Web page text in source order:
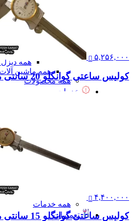
دیزل ژنزاتور
دیزل ژنزاتور 400
دیزل ژنزاتور
دیزل ژنزاتور
دیزل ژنزاتور
همه دیزل
همه ماشین
همه محصولات
خدمات
خدمات پرینت سه
خدمات برش لیزر
خدمات تراشکاری
خدمات طراحی قالب
خدمات اسکن 3 بعدی
خدمات تزریق پلاستیک
همه خدمات
تعمیرات
۵,۲۵۶,۰۰۰
کولیس ساعتی گوانگلو 20 سانتی متر مدل 171-134-A2
۴,۴۰۰,۰۰۰
کولیس ساعتی گوانگلو 15 سانتی متر مدل 171-132-A2